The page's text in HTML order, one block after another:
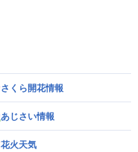
さくら開花情報
あじさい情報
花火天気